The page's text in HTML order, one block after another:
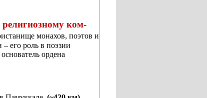
религиозному ком­
монахов, поэтов и
его роль в поэзии
ордена